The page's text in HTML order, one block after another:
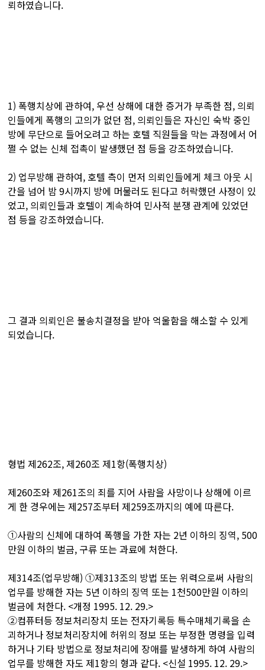
뢰하였습니다.
1) 폭행치상에 관하여, 우선 상해에 대한 증거가 부족한 점, 의뢰
인들에게 폭행의 고의가 없던 점, 의뢰인들은 자신인 숙박 중인
방에 무단으로 들어오려고 하는 호텔 직원들을 막는 과정에서 어
쩔 수 없는 신체 접촉이 발생했던 점 등을 강조하였습니다.
2) 업무방해 관하여, 호텔 측이 먼저 의뢰인들에게 체크 아웃 시
간을 넘어 밤 9시까지 방에 머물러도 된다고 허락했던 사정이 있
었고, 의뢰인들과 호텔이 계속하여 민사적 분쟁 관계에 있었던
점 등을 강조하였습니다.
그 결과 의뢰인은 불송치결정을 받아 억울함을 해소할 수 있게
되었습니다.
형법 제262조, 제260조 제1항(폭행치상)
제260조와 제261조의 죄를 지어 사람을 사망이나 상해에 이르
게 한 경우에는 제257조부터 제259조까지의 예에 따른다.
①사람의 신체에 대하여 폭행을 가한 자는 2년 이하의 징역, 500
만원 이하의 벌금, 구류 또는 과료에 처한다.
제314조(업무방해) ①제313조의 방법 또는 위력으로써 사람의
업무를 방해한 자는 5년 이하의 징역 또는 1천500만원 이하의
벌금에 처한다. <개정 1995. 12. 29.>
②컴퓨터등 정보처리장치 또는 전자기록등 특수매체기록을 손
괴하거나 정보처리장치에 허위의 정보 또는 부정한 명령을 입력
하거나 기타 방법으로 정보처리에 장애를 발생하게 하여 사람의
업무를 방해한 자도 제1항의 형과 같다. <신설 1995. 12. 29.>